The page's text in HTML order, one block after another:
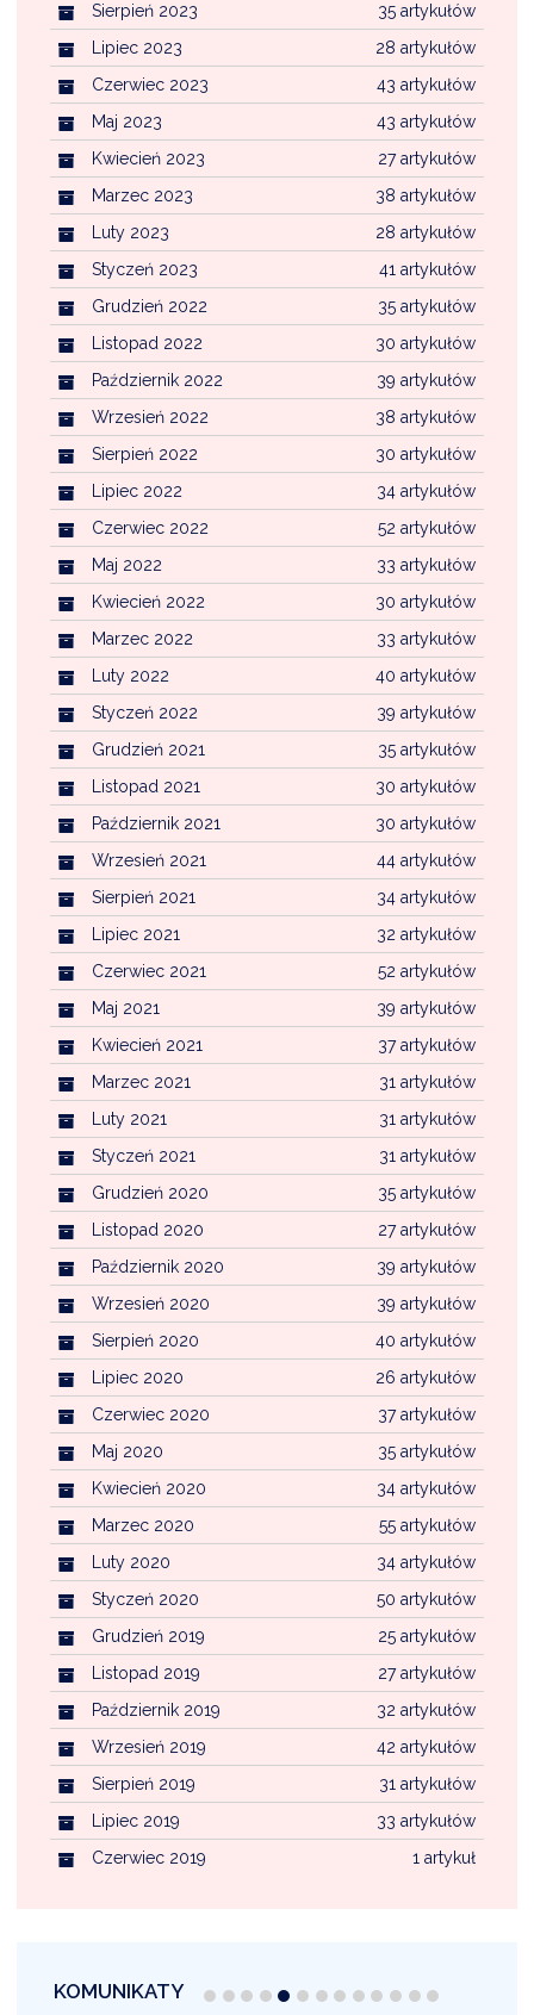
35 artykułów
Sierpień 2023
28 artykułów
Lipiec 2023
43 artykułów
Czerwiec 2023
43 artykułów
Maj 2023
27 artykułów
Kwiecień 2023
38 artykułów
Marzec 2023
28 artykułów
Luty 2023
41 artykułów
Styczeń 2023
35 artykułów
Grudzień 2022
30 artykułów
Listopad 2022
39 artykułów
Październik 2022
38 artykułów
Wrzesień 2022
30 artykułów
Sierpień 2022
34 artykułów
Lipiec 2022
52 artykułów
Czerwiec 2022
33 artykułów
Maj 2022
30 artykułów
Kwiecień 2022
33 artykułów
Marzec 2022
40 artykułów
Luty 2022
39 artykułów
Styczeń 2022
35 artykułów
Grudzień 2021
30 artykułów
Listopad 2021
30 artykułów
Październik 2021
44 artykułów
Wrzesień 2021
34 artykułów
Sierpień 2021
32 artykułów
Lipiec 2021
52 artykułów
Czerwiec 2021
39 artykułów
Maj 2021
37 artykułów
Kwiecień 2021
31 artykułów
Marzec 2021
31 artykułów
Luty 2021
31 artykułów
Styczeń 2021
35 artykułów
Grudzień 2020
27 artykułów
Listopad 2020
39 artykułów
Październik 2020
39 artykułów
Wrzesień 2020
40 artykułów
Sierpień 2020
26 artykułów
Lipiec 2020
37 artykułów
Czerwiec 2020
35 artykułów
Maj 2020
34 artykułów
Kwiecień 2020
55 artykułów
Marzec 2020
34 artykułów
Luty 2020
50 artykułów
Styczeń 2020
25 artykułów
Grudzień 2019
27 artykułów
Listopad 2019
32 artykułów
Październik 2019
42 artykułów
Wrzesień 2019
31 artykułów
Sierpień 2019
33 artykułów
Lipiec 2019
1 artykuł
Czerwiec 2019
KOMUNIKATY